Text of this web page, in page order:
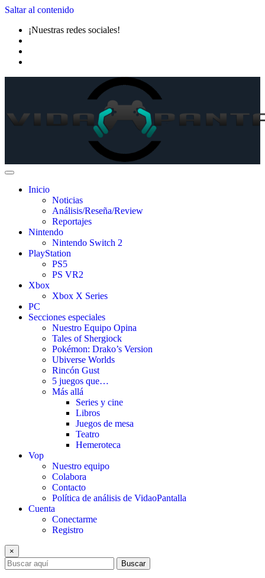
Saltar al contenido
¡Nuestras redes sociales!
Inicio
Noticias
Análisis/Reseña/Review
Reportajes
Nintendo
Nintendo Switch 2
PlayStation
PS5
PS VR2
Xbox
Xbox X Series
PC
Secciones especiales
Nuestro Equipo Opina
Tales of Shergiock
Pokémon: Drako’s Version
Ubiverse Worlds
Rincón Gust
5 juegos que…
Más allá
Series y cine
Libros
Juegos de mesa
Teatro
Hemeroteca
Vop
Nuestro equipo
Colabora
Contacto
Política de análisis de VidaoPantalla
Cuenta
Conectarme
Registro
×
Buscar